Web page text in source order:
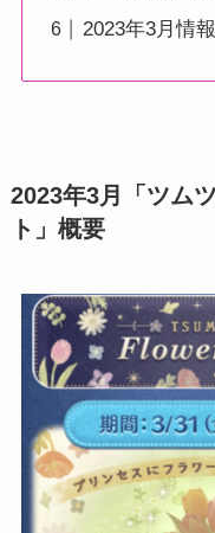
2023年3月情
2023年3月「ツム
ト」概要